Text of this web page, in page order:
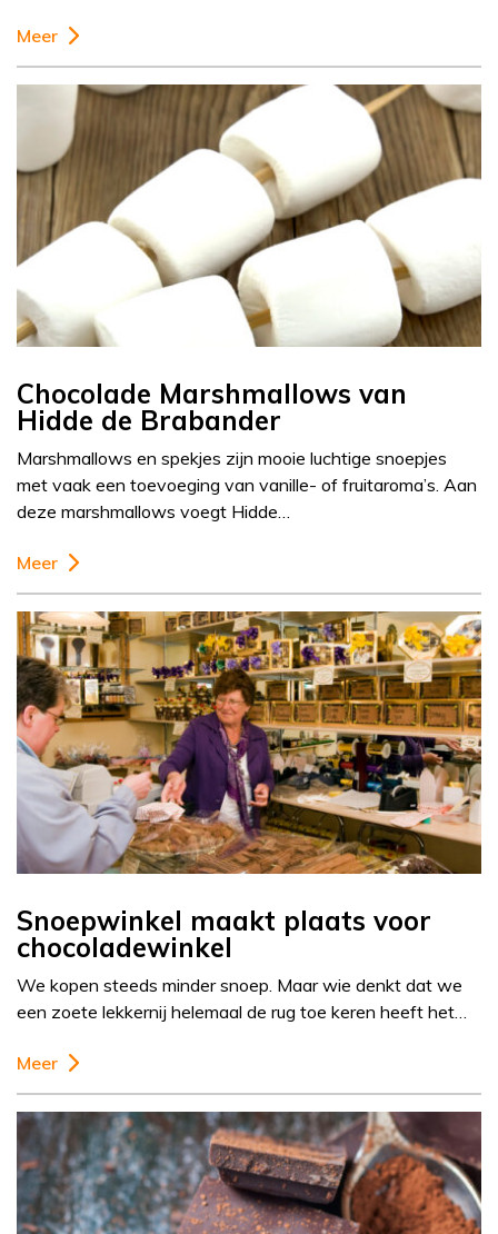
Meer
Chocolade Marshmallows van
Hidde de Brabander
Marshmallows en spekjes zijn mooie luchtige snoepjes
met vaak een toevoeging van vanille- of fruitaroma’s. Aan
deze marshmallows voegt Hidde…
Meer
Snoepwinkel maakt plaats voor
chocoladewinkel
We kopen steeds minder snoep. Maar wie denkt dat we
een zoete lekkernij helemaal de rug toe keren heeft het…
Meer